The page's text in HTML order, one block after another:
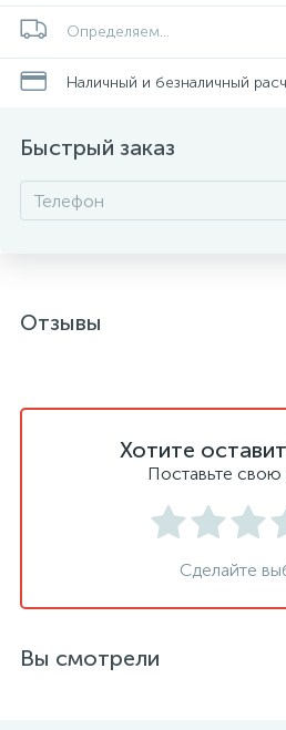
Определяем...
Наличный и безналичный
Быстрый заказ
Отзывы
Хотите
Поставьте свою
Сделайте
Вы смотрели